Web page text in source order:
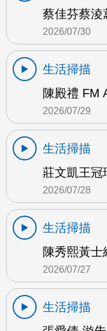
蔡佳芬蔡淩
2026/07/30
生活掃描
陳殿禮 FM
2026/07/29
生活掃描
莊文凱王冠
2026/07/28
生活掃描
陳秀熙黃士
2026/07/27
生活掃描